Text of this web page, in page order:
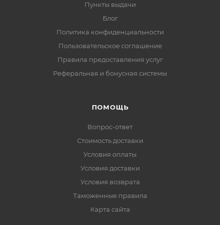
Пункты выдачи
Блог
Политика конфиденциальности
Пользовательское соглашение
Правила предоставления услуг
Реферальная и бонусная системы
ПОМОЩЬ
Вопрос-ответ
Стоимость доставки
Условия оплаты
Условия доставки
Условия возврата
Таможенные правила
Карта сайта